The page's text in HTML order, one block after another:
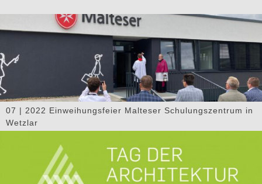
07 | 2022 Einweihungsfeier Malteser Schulungszentrum in
Wetzlar